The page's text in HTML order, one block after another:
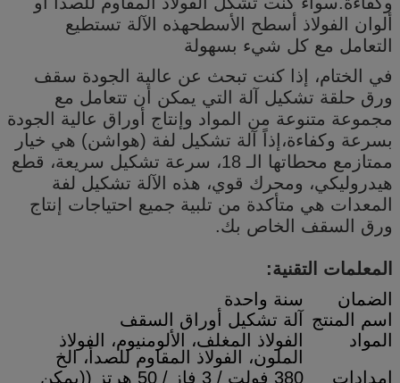
ألوان الفولاذ أسطح الأسطحهذه الآلة تستطيع
التعامل مع كل شيء بسهولة
في الختام، إذا كنت تبحث عن عالية الجودة سقف
ورق حلقة تشكيل آلة التي يمكن أن تتعامل مع
مجموعة متنوعة من المواد وإنتاج أوراق عالية الجودة
بسرعة وكفاءة،إذاً آلة تشكيل لفة (هواشن) هي خيار
ممتازمع محطاتها الـ 18، سرعة تشكيل سريعة، قطع
هيدروليكي، ومحرك قوي، هذه الآلة تشكيل لفة
المعدات هي متأكدة من تلبية جميع احتياجات إنتاج
ورق السقف الخاص بك.
المعلمات التقنية:
الضمان
سنة واحدة
اسم المنتج
آلة تشكيل أوراق السقف
المواد
الفولاذ المغلف، الألومنيوم، الفولاذ
الملون، الفولاذ المقاوم للصدأ، الخ
إمدادات
380 فولت / 3 فاز / 50 هرتز ((يمكن